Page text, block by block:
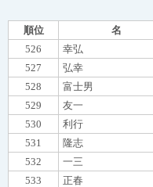
順位 名
526
幸弘
527
弘幸
528
富士男
529
友一
530
利行
531
隆志
532
一三
533
正春